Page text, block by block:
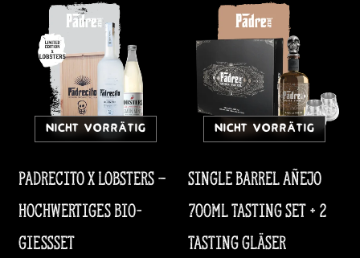
NICHT VORRÄTIG
Padrecito x Lobsters –
hochwertiges Bio-
Gießset
NICHT VORRÄTIG
Single Barrel Añejo
700ml Tasting Set + 2
Tasting Gläser